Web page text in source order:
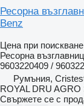
Ресорна
Benz
Цена при поискване
Ресорна
9603220409 /
Румъния,
ROYAL DRU AGRO
Свържете се с